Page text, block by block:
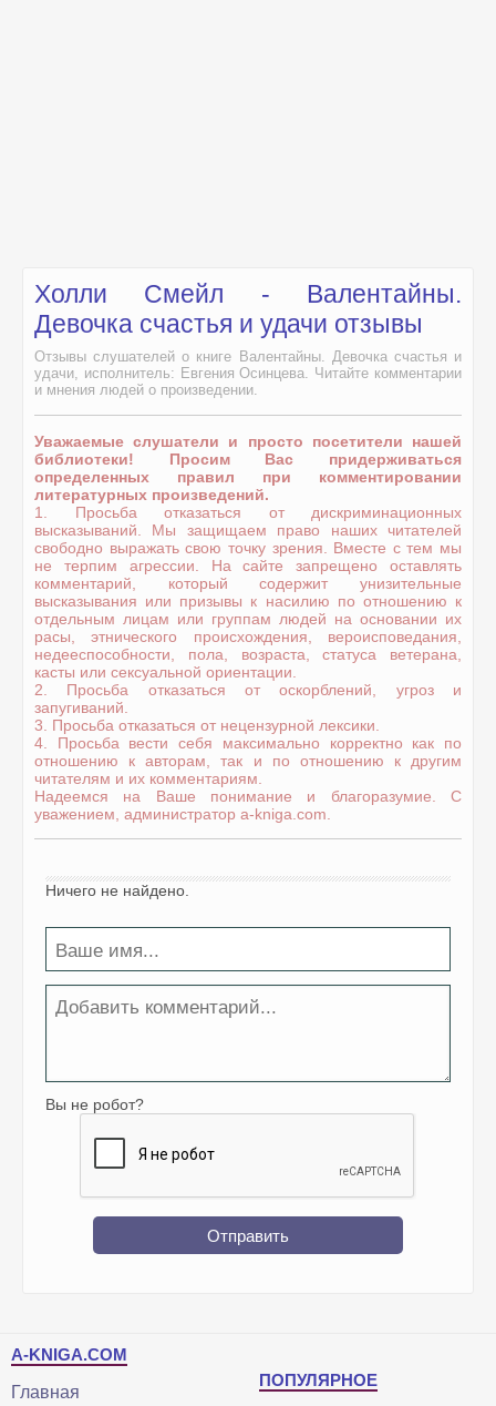
Холли Смейл - Валентайны.
Девочка счастья и удачи отзывы
Отзывы слушателей о книге Валентайны. Девочка счастья и
удачи, исполнитель: Евгения Осинцева. Читайте комментарии
и мнения людей о произведении.
Уважаемые слушатели и просто посетители нашей
библиотеки! Просим Вас придерживаться
определенных правил при комментировании
литературных произведений.
1. Просьба отказаться от дискриминационных
высказываний. Мы защищаем право наших читателей
свободно выражать свою точку зрения. Вместе с тем мы
не терпим агрессии. На сайте запрещено оставлять
комментарий, который содержит унизительные
высказывания или призывы к насилию по отношению к
отдельным лицам или группам людей на основании их
расы, этнического происхождения, вероисповедания,
недееспособности, пола, возраста, статуса ветерана,
касты или сексуальной ориентации.
2. Просьба отказаться от оскорблений, угроз и
запугиваний.
3. Просьба отказаться от нецензурной лексики.
4. Просьба вести себя максимально корректно как по
отношению к авторам, так и по отношению к другим
читателям и их комментариям.
Надеемся на Ваше понимание и благоразумие. С
уважением, администратор a-kniga.com.
Ничего не найдено.
Вы не робот?
Отправить
A-KNIGA.COM
Главная
ПОПУЛЯРНОЕ